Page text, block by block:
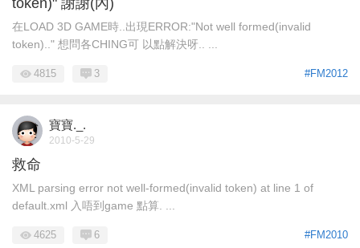
token)" 謝謝(內)
在LOAD 3D GAME時..出現ERROR:"Not well formed(invalid
token).." 想問各CHING可 以點解決呀.. ...
#FM2012
4815 3
寶寶._.
2010-5-29
救命
XML parsing error not well-formed(invalid token) at line 1 of
default.xml 入唔到game 點算. ...
#FM2010
4625 6